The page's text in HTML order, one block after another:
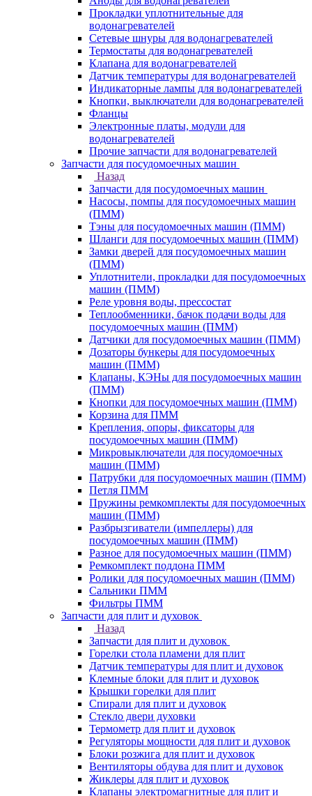
Прокладки уплотнительные для
водонагревателей
Сетевые шнуры для водонагревателей
Термостаты для водонагревателей
Клапана для водонагревателей
Датчик температуры для водонагревателей
Индикаторные лампы для водонагревателей
Кнопки, выключатели для водонагревателей
Фланцы
Электронные платы, модули для
водонагревателей
Прочие запчасти для водонагревателей
Запчасти для посудомоечных машин
Назад
Запчасти для посудомоечных машин
Насосы, помпы для посудомоечных машин
(ПММ)
Тэны для посудомоечных машин (ПММ)
Шланги для посудомоечных машин (ПММ)
Замки дверей для посудомоечных машин
(ПММ)
Уплотнители, прокладки для посудомоечных
машин (ПММ)
Реле уровня воды, прессостат
Теплообменники, бачок подачи воды для
посудомоечных машин (ПММ)
Датчики для посудомоечных машин (ПММ)
Дозаторы бункеры для посудомоечных
машин (ПММ)
Клапаны, КЭНы для посудомоечных машин
(ПММ)
Кнопки для посудомоечных машин (ПММ)
Корзина для ПММ
Крепления, опоры, фиксаторы для
посудомоечных машин (ПММ)
Микровыключатели для посудомоечных
машин (ПММ)
Патрубки для посудомоечных машин (ПММ)
Петля ПММ
Пружины ремкомплекты для посудомоечных
машин (ПММ)
Разбрызгиватели (импеллеры) для
посудомоечных машин (ПММ)
Разное для посудомоечных машин (ПММ)
Ремкомплект поддона ПММ
Ролики для посудомоечных машин (ПММ)
Сальники ПММ
Фильтры ПММ
Запчасти для плит и духовок
Назад
Запчасти для плит и духовок
Горелки стола пламени для плит
Датчик температуры для плит и духовок
Клемные блоки для плит и духовок
Крышки горелки для плит
Спирали для плит и духовок
Стекло двери духовки
Термометр для плит и духовок
Регуляторы мощности для плит и духовок
Блоки розжига для плит и духовок
Вентиляторы обдува для плит и духовок
Жиклеры для плит и духовок
Клапаны электромагнитные для плит и